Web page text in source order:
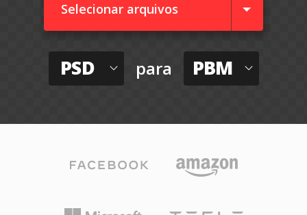
Selecionar arquivos
PSD para PBM